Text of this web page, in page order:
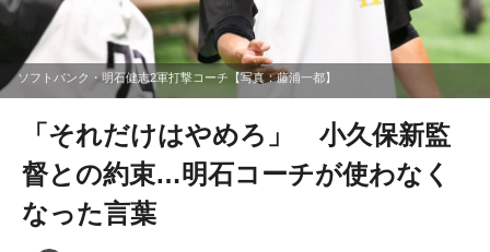
ソフトバンク・明石健志2軍打撃コーチ【写真：藤浦一都】
「それだけはやめろ」 小久保新監
督との約束…明石コーチが使わなく
なった言葉